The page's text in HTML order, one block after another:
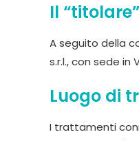
Il
A seguito della
s.r.l., con sede in
Luogo di
I trattamenti